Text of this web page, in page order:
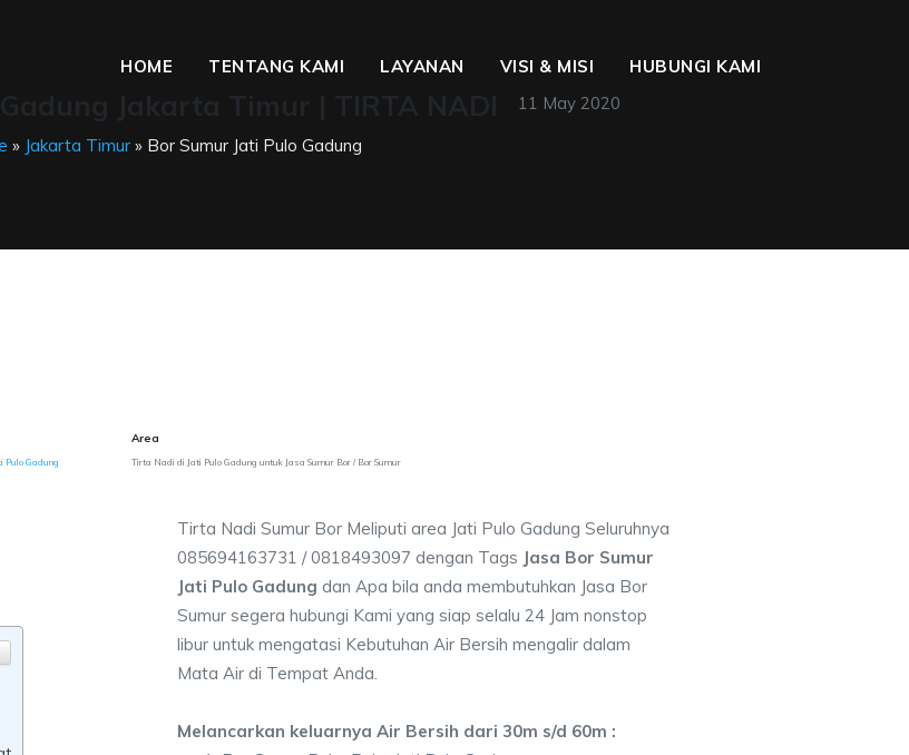
HOME TENTANG KAMI LAYANAN VISI & MISI
HUBUNGI KAMI
11 May 2020
» Jakarta Timur» Bor Sumur Jati Pulo Gadung
Pulo Gadung
Area
Tirta Nadi di Jati Pulo Gadung untuk Jasa Sumur Bor / Bor Sumur
Tirta Nadi Sumur Bor Meliputi area Jati Pulo Gadung Seluruhnya
085694163731 / 0818493097 dengan Tags Jasa Bor Sumur
Jati Pulo Gadung dan Apa bila anda membutuhkan Jasa Bor
Sumur segera hubungi Kami yang siap selalu 24 Jam nonstop
libur untuk mengatasi Kebutuhan Air Bersih mengalir dalam
Mata Air di Tempat Anda.
Melancarkan keluarnya Air Bersih dari 30m s/d 60m :